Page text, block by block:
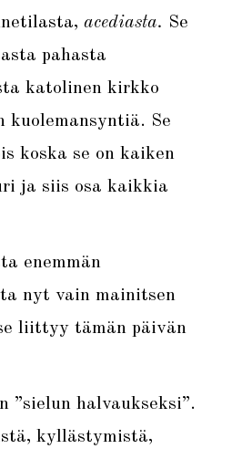
acediasta. Se
pahasta
katolinen kirkko
kuolemansyntiä. Se
koska se on kaiken
ja siis osa kaikkia
enemmän
nyt vain mainitsen
liittyy tämän päivän
”sielun halvaukseksi”.
kyllästymistä,